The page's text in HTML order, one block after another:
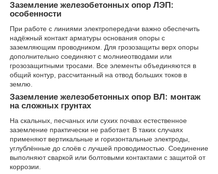
Заземление железобетонных опор ЛЭП:
особенности
При работе с линиями электропередачи важно обеспечить
надёжный контакт арматуры основания опоры с
заземляющим проводником. Для грозозащиты верх опоры
дополнительно соединяют с молниеотводами или
грозозащитными тросами. Все элементы объединяются в
общий контур, рассчитанный на отвод больших токов в
землю.
Заземление железобетонных опор ВЛ: монтаж
на сложных грунтах
На скальных, песчаных или сухих почвах естественное
заземление практически не работает. В таких случаях
применяют вертикальные и горизонтальные электроды,
углублённые до слоёв с лучшей проводимостью. Соединение
выполняют сваркой или болтовыми контактами с защитой от
коррозии.